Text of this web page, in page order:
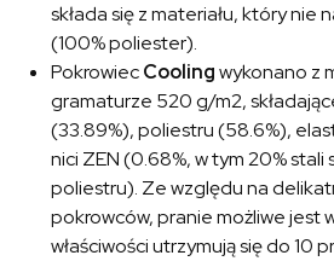
składa się z materiału, który nie
(100% poliester).
PokrowiecCoolingwykonano z
gramaturze 520 g/m2,
(33.89%), poliestru (58.6%),
nici ZEN (0.68%, w tym 20%
poliestru). Ze względu na
pokrowców, pranie możliwe jest
właściwości utrzymują się do 10